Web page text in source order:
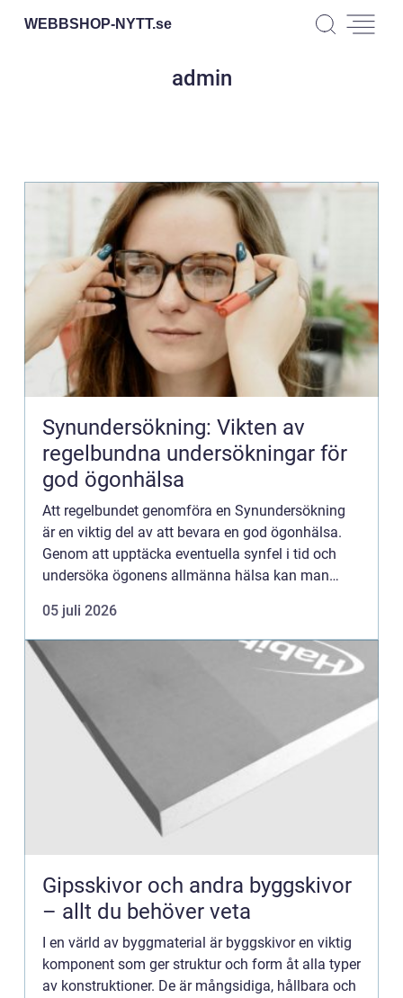
WEBBSHOP-NYTT.se
admin
Synundersökning: Vikten av
regelbundna undersökningar för
god ögonhälsa
Att regelbundet genomföra en Synundersökning
är en viktig del av att bevara en god ögonhälsa.
Genom att upptäcka eventuella synfel i tid och
undersöka ögonens allmänna hälsa kan man
05 juli 2026
Gipsskivor och andra byggskivor
– allt du behöver veta
I en värld av byggmaterial är byggskivor en viktig
komponent som ger struktur och form åt alla typer
av konstruktioner. De är mångsidiga, hållbara och